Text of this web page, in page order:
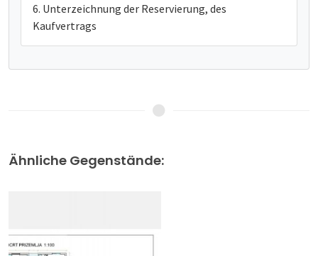
Unterzeichnung der Reservierung, des
Kaufvertrags
Ähnliche Gegenstände: